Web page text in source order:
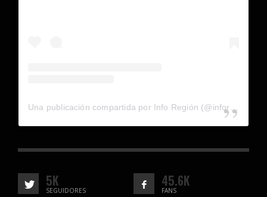
5K
SEGUIDORES
45.6K
FANS